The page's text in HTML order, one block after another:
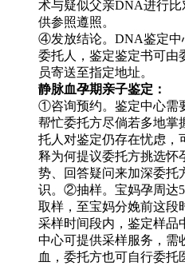
术与疑似父亲DNA进行
供参照遵照。
④发放结论。DNA鉴定中
委托人，鉴定鉴定书可由
员寄送至指定地址。
静脉血孕期亲子鉴定：
①咨询预约。鉴定中心需
帮忙委托方尽倘若多地掌
托人对鉴定仍存在忧虑，
释为何提议委托方挑选怀
势、回答疑问来加深委托
识。②抽样。宝妈孕周达
取样，至宝妈分娩前这段
采样时间段内，鉴定样品
中心可提供采样服务，需
血，委托方也可自行委托